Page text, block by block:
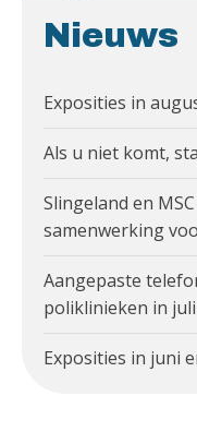
Nieuws
Exposities in
Als u niet komt,
Slingeland en
samenwerking
Aangepaste
poliklinieken in
Exposities in juni